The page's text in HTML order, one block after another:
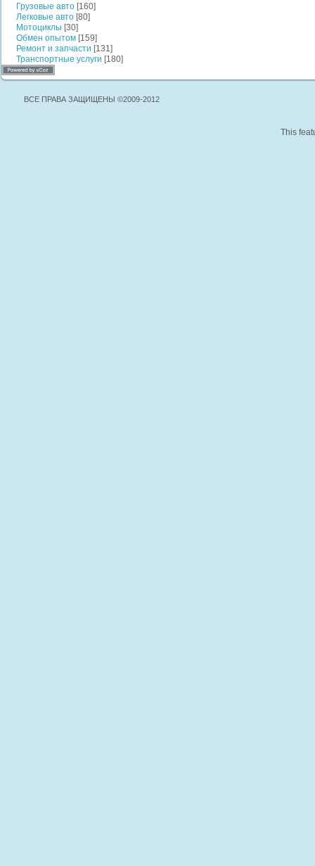
Грузовые авто [160]
Легковые авто [80]
Мотоциклы [30]
Обмен опытом [159]
Ремонт и запчасти [131]
Транспортные услуги [180]
ВСЕ ПРАВА ЗАЩИЩЕНЫ ©2009-2012
This